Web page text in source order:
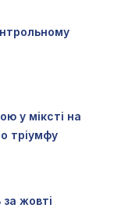
у міксті на
тріумфу
жовті